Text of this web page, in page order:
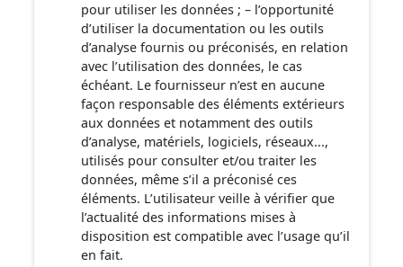
pour utiliser les données ; – l’opportunité
d’utiliser la documentation ou les outils
d’analyse fournis ou préconisés, en relation
avec l’utilisation des données, le cas
échéant. Le fournisseur n’est en aucune
façon responsable des éléments extérieurs
aux données et notamment des outils
d’analyse, matériels, logiciels, réseaux...,
utilisés pour consulter et/ou traiter les
données, même s’il a préconisé ces
éléments. L’utilisateur veille à vérifier que
l’actualité des informations mises à
disposition est compatible avec l’usage qu’il
en fait.